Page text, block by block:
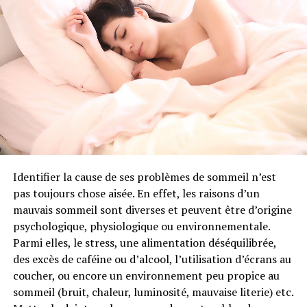
Ifop (1), puisque près de la moitié des personnes
interrogées estiment que labrique terre cuiteest un
très bon isolant et près de 60% considèrent qu’elle est
durable et résistante. Du côté des professionnels, dans
le cadre d’une construction répondant à laRT2012
36% des maçons, qui ont choisi la brique de terre cuite,
l’ont fait pour ses caractéristiques thermiques.
1) Etude menée en novembre 2013, dans le cadre de
l’OMCAWI, enquête multi-clients de l’Ifop, réalisée
chaque semaine en ligne et auto-administrée, auprès
d’un échantillon national représentatif de 1000
individus âgés de 18 ans et plus (634 propriétaires et
308 locataires).
RUBRIQUES CONNEXES: BRIQUE TERRE CUITE
BRIQUES
SUIVANT
Identifier la cause de ses problèmes de sommeil n’est
pas toujours chose aisée. En effet, les raisons d’un
mauvais sommeil sont diverses et peuvent être d’origine
psychologique, physiologique ou environnementale.
Parmi elles, le stress, une alimentation déséquilibrée,
des excès de caféine ou d’alcool, l’utilisation d’écrans au
coucher, ou encore un environnement peu propice au
sommeil (bruit, chaleur, luminosité, mauvaise literie) etc.